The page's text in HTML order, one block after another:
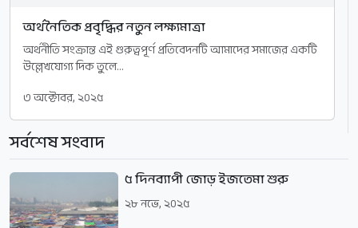
অর্থনৈতিক প্রবৃদ্ধির নতুন লক্ষ্যমাত্রা
অর্থনীতি সংক্রান্ত এই গুরুত্বপূর্ণ প্রতিবেদনটি আমাদের সমাজের একটি
উল্লেখযোগ্য দিক তুলে...
৩ অক্টোবর, ২০২৫
সর্বশেষ সংবাদ
৫ দিনব্যাপী জোড় ইজতেমা শুরু
২৮ নভে, ২০২৫